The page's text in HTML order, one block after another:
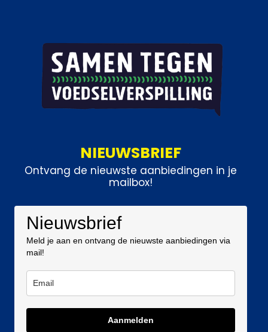
NIEUWSBRIEF
Ontvang de nieuwste aanbiedingen in je
mailbox!
Nieuwsbrief
Meld je aan en ontvang de nieuwste aanbiedingen via
mail!
Aanmelden